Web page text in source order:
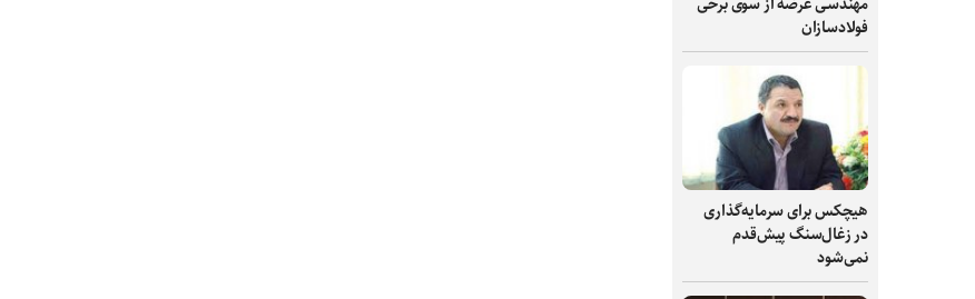
فولادسازان
هیچکس برای سرمایه‌گذاری
در زغال‌سنگ پیش‌قدم
نمی‌شود